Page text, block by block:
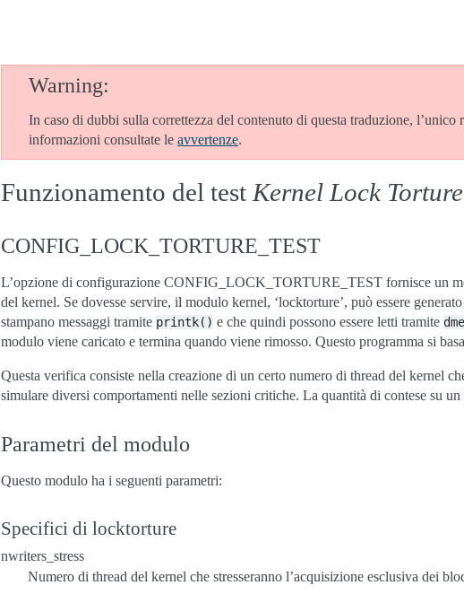
Warning
In caso di dubbi sulla correttezza del contenuto di questa traduzione,
informazioni consultate le avvertenze.
Funzionamento del test Kernel Lock Torture
CONFIG_LOCK_TORTURE_TEST
L’opzione di configurazione CONFIG_LOCK_TORTURE_TEST fornisce un
del kernel. Se dovesse servire, il modulo kernel, ‘locktorture’, può essere
stampano messaggi tramite printk() e che quindi possono essere letti tramite
modulo viene caricato e termina quando viene rimosso. Questo programma si
Questa verifica consiste nella creazione di un certo numero di thread del kernel
simulare diversi comportamenti nelle sezioni critiche. La quantità di contese su
Parametri del modulo
Questo modulo ha i seguenti parametri:
Specifici di locktorture
nwriters_stress
Numero di thread del kernel che stresseranno l’acquisizione esclusiva dei